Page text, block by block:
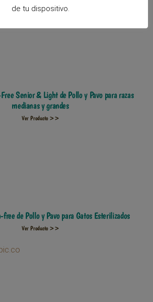
Senior & Light de Pollo y Pavo para razas
medianas y grandes
Ver Producto >>
free de Pollo y Pavo para Gatos Esterilizados
Ver Producto >>
de tu dispositivo.